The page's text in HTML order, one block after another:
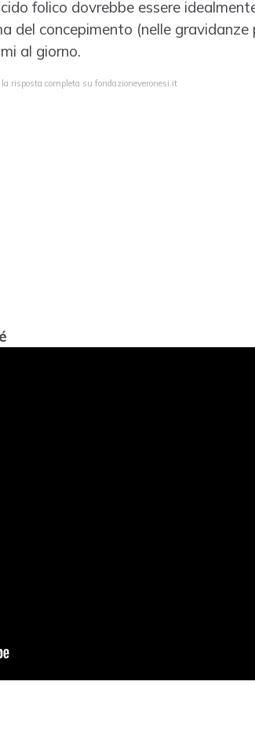
folico dovrebbe essere
del concepimento (nelle
al giorno.
risposta completa su fondazioneveronesi.it